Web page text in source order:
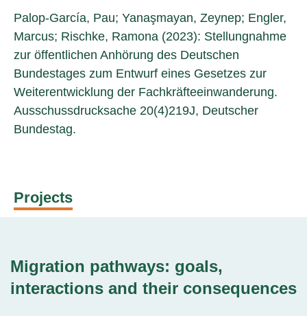
Palop-García, Pau; Yanaşmayan, Zeynep; Engler,
Marcus; Rischke, Ramona (2023): Stellungnahme
zur öffentlichen Anhörung des Deutschen
Bundestages zum Entwurf eines Gesetzes zur
Weiterentwicklung der Fachkräfteeinwanderung.
Ausschussdrucksache 20(4)219J, Deutscher
Bundestag.
Projects
Migration pathways: goals,
interactions and their consequences